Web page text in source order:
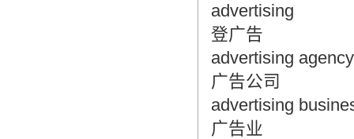
advertising
登广告
advertising agency
广告公司
advertising
广告业